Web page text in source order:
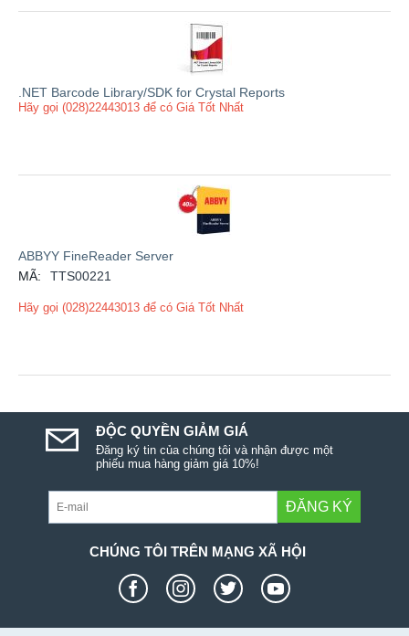
.NET Barcode Library/SDK for Crystal Reports
Hãy gọi (028)22443013 để có Giá Tốt Nhất
ABBYY FineReader Server
MÃ:
TTS00221
Hãy gọi (028)22443013 để có Giá Tốt Nhất
ĐỘC QUYỀN GIẢM GIÁ
Đăng ký tin của chúng tôi và nhận được một
phiếu mua hàng giảm giá 10%!
ĐĂNG KÝ
CHÚNG TÔI TRÊN MẠNG XÃ HỘI